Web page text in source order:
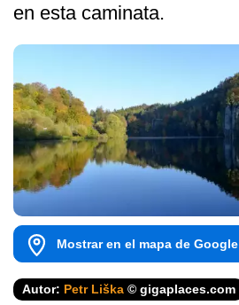
en esta caminata.
Mostrar en el mapa de Google
Autor: Petr Liška © gigaplaces.com